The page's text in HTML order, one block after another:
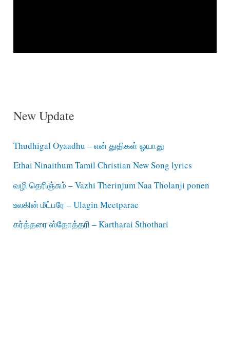
New Update
Thudhigal Oyaadhu – என் துதிகள் ஓயாது
Ethai Ninaithum Tamil Christian New Song lyrics
வழி தெரிஞ்சும் – Vazhi Therinjum Naa Tholanji ponen
உலகின் மீட்பரே – Ulagin Meetparae
கர்த்தரை ஸ்தோத்தரி – Kartharai Sthothari